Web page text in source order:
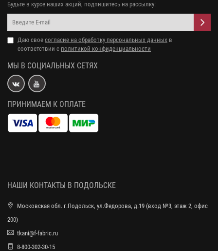
Будьте в курсе наших акций, подпишитесь на рассылку:
Даю свое согласие на обработку персональных данных в
соответствии с политикой конфиденциальности
МЫ В СОЦИАЛЬНЫХ СЕТЯХ
ПРИНИМАЕМ К ОПЛАТЕ
НАШИ КОНТАКТЫ В ПОДОЛЬСКЕ
Московская обл. г.Подольск, ул.Федорова, д.19 (вход №3, этаж 2, офис
200)
tkani@f-fabric.ru
8-800-302-30-15